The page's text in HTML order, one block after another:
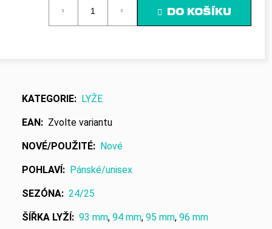
DO KOŠÍKU
KATEGORIE: LYŽE
EAN : Zvolte variantu
NOVÉ/POUŽITÉ: Nové
POHLAVÍ : Pánské/unisex
SEZÓNA: 24/25
ŠÍŘKA LYŽÍ : 93 mm, 94 mm, 95 mm, 96 mm